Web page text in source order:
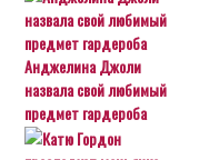
Анджелина Джоли
назвала свой любимый
предмет гардероба